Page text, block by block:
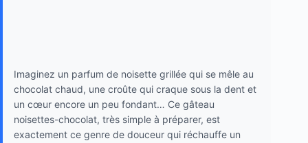
Imaginez un parfum de noisette grillée qui se mêle au
chocolat chaud, une croûte qui craque sous la dent et
un cœur encore un peu fondant… Ce gâteau
noisettes-chocolat, très simple à préparer, est
exactement ce genre de douceur qui réchauffe un